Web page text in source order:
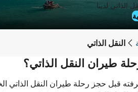
الذاتي لدينا
النقل الذاتي
طيران النقل الذاتي؟
قبل حجز رحلة طيران النقل الذاتي